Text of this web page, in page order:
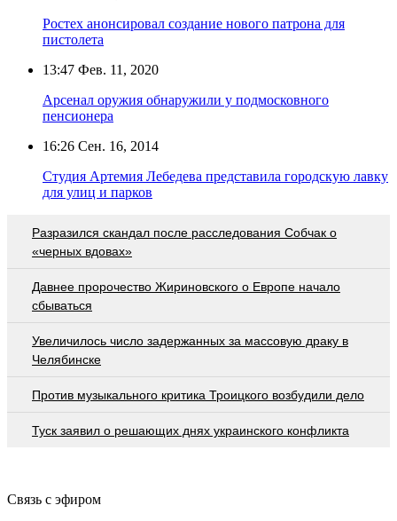
Ростех анонсировал создание нового патрона для
пистолета
13:47 Фев. 11, 2020
Арсенал оружия обнаружили у подмосковного
пенсионера
16:26 Сен. 16, 2014
Студия Артемия Лебедева представила городскую лавку
для улиц и парков
Разразился скандал после расследования Собчак о
«черных вдовах»
Давнее пророчество Жириновского о Европе начало
сбываться
Увеличилось число задержанных за массовую драку в
Челябинске
Против музыкального критика Троицкого возбудили дело
Туск заявил о решающих днях украинского конфликта
Связь с эфиром